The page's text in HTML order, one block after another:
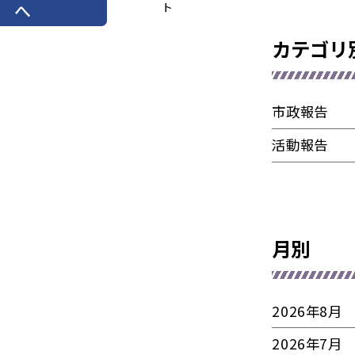
へ ト
カテゴリ
市政報告
活動報告
月別
2026年8月
2026年7月